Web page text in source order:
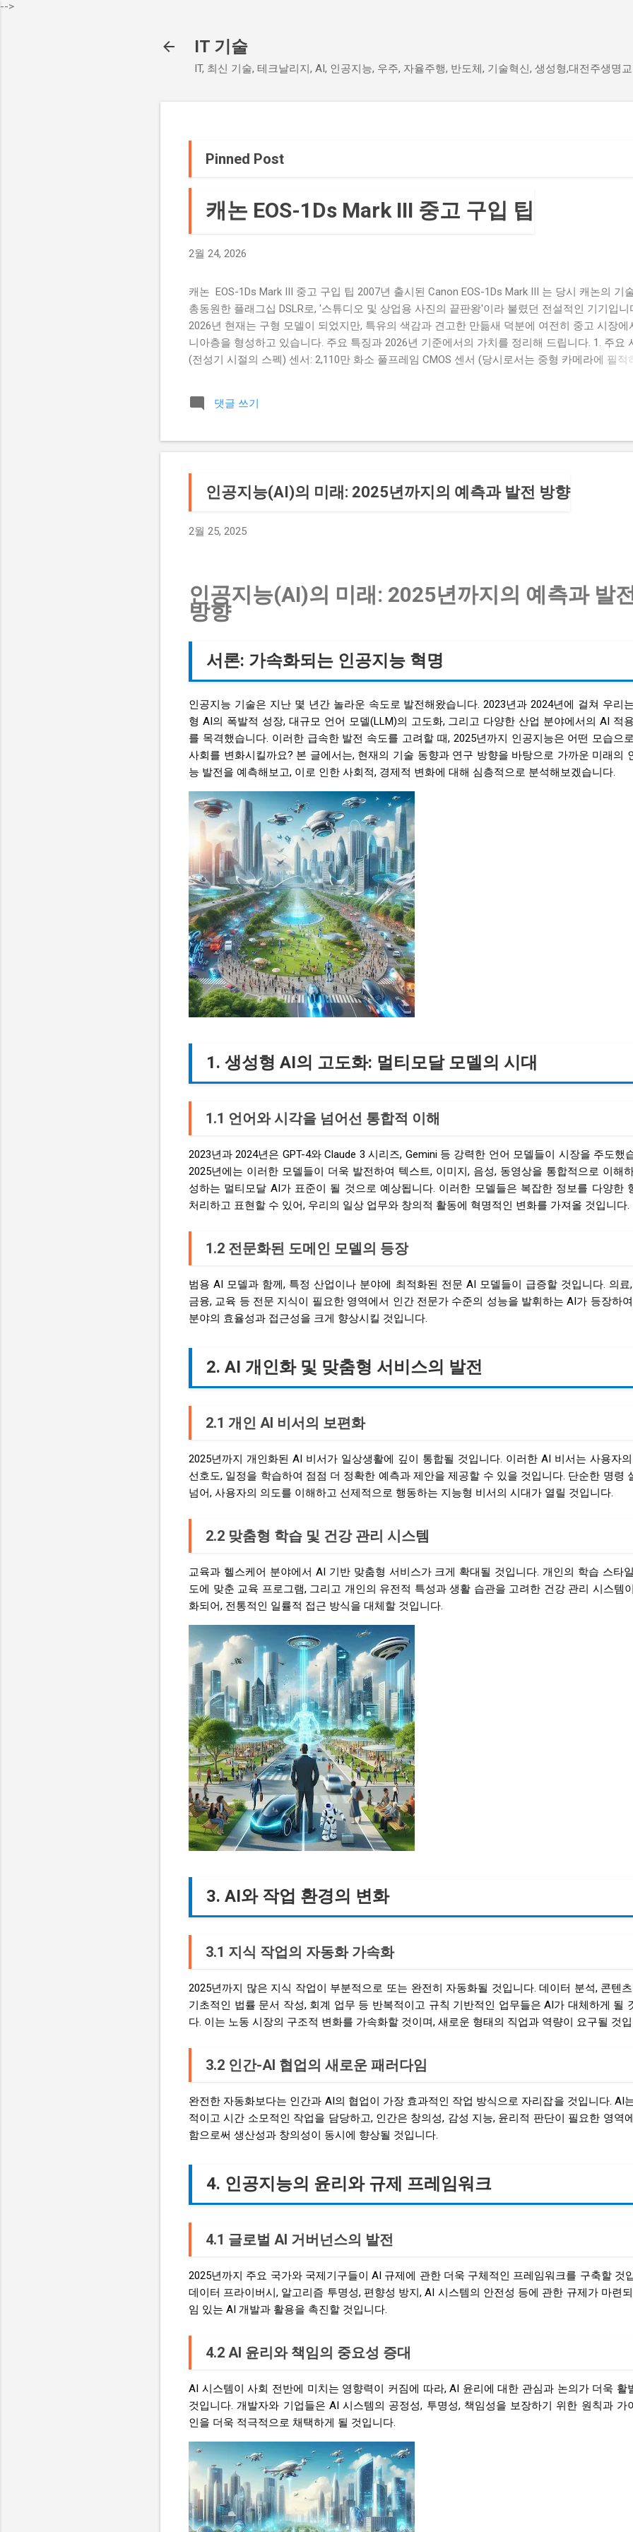
-->
IT 기술
IT, 최신 기술, 테크날리지, AI, 인공지능, 우주, 자율주행, 반도체, 기술혁신, 생성형,대전주생명
Pinned Post
캐논 EOS-1Ds Mark III 중고 구입 팁
2월 24, 2026
캐논 EOS-1Ds Mark III 중고 구입 팁 2007년 출시된 Canon EOS-1Ds Mark III 는 당시 캐논의 기
총동원한 플래그십 DSLR로, '스튜디오 및 상업용 사진의 끝판왕'이라 불렸던 전설적인 기기입니
2026년 현재는 구형 모델이 되었지만, 특유의 색감과 견고한 만듦새 덕분에 여전히 중고 시장에
니아층을 형성하고 있습니다. 주요 특징과 2026년 기준에서의 가치를 정리해 드립니다. 1. 주요
(전성기 시절의 스펙) 센서: 2,110만 화소 풀프레임 CMOS 센서 (당시로서는 중형 카메라에 필적
대 약 5매 AF 시스템: 45포인트 AF (19개 크로스 타입 센서 포함) 내구성: 30만 회 셔터 수명 보증
한 방진·방적 마그네슘 합금 바디 저장 매체: CF 카드 및 SD 카드 듀얼 슬롯 2. 2026년에 바라본
신 미러리스가 줄 수 없는 묵직한 안정감과 조작감을 제공합니다. 전설적인 색감: 당시 캐논의
타프리즘 뷰파인더는 미러리스의 전자식 뷰파인더(EVF)에 피로감을 느끼는 사용자에게 훌륭한
입니다. 3. 현재 시점에서의 한계 (구입 전 주의사항) 낮은 고감도 성능: 최신 바디들이 ISO 6400
에서도 깨끗한 화질을 보여주는 반면, 이 모델은 ISO 1600 만 넘어가도 노이즈가 눈에 띄게 발생
댓글 쓰기
인공지능(AI)의 미래: 2025년까지의 예측과 발전 방향
2월 25, 2025
인공지능(AI)의 미래: 2025년까지의 예측과 발
방향
서론: 가속화되는 인공지능 혁명
인공지능 기술은 지난 몇 년간 놀라운 속도로 발전해왔습니다. 2023년과 2024년에 걸쳐 우리
형 AI의 폭발적 성장, 대규모 언어 모델(LLM)의 고도화, 그리고 다양한 산업 분야에서의 AI 적
를 목격했습니다. 이러한 급속한 발전 속도를 고려할 때, 2025년까지 인공지능은 어떤 모습으
사회를 변화시킬까요? 본 글에서는, 현재의 기술 동향과 연구 방향을 바탕으로 가까운 미래의
능 발전을 예측해보고, 이로 인한 사회적, 경제적 변화에 대해 심층적으로 분석해보겠습니다.
1. 생성형 AI의 고도화: 멀티모달 모델의 시대
1.1 언어와 시각을 넘어선 통합적 이해
2023년과 2024년은 GPT-4와 Claude 3 시리즈, Gemini 등 강력한 언어 모델들이 시장을 주도했
2025년에는 이러한 모델들이 더욱 발전하여 텍스트, 이미지, 음성, 동영상을 통합적으로 이해
성하는 멀티모달 AI가 표준이 될 것으로 예상됩니다. 이러한 모델들은 복잡한 정보를 다양한
처리하고 표현할 수 있어, 우리의 일상 업무와 창의적 활동에 혁명적인 변화를 가져올 것입니다.
1.2 전문화된 도메인 모델의 등장
범용 AI 모델과 함께, 특정 산업이나 분야에 최적화된 전문 AI 모델들이 급증할 것입니다. 의료
금융, 교육 등 전문 지식이 필요한 영역에서 인간 전문가 수준의 성능을 발휘하는 AI가 등장하
분야의 효율성과 접근성을 크게 향상시킬 것입니다.
2. AI 개인화 및 맞춤형 서비스의 발전
2.1 개인 AI 비서의 보편화
2025년까지 개인화된 AI 비서가 일상생활에 깊이 통합될 것입니다. 이러한 AI 비서는 사용자
선호도, 일정을 학습하여 점점 더 정확한 예측과 제안을 제공할 수 있을 것입니다. 단순한 명령
넘어, 사용자의 의도를 이해하고 선제적으로 행동하는 지능형 비서의 시대가 열릴 것입니다.
2.2 맞춤형 학습 및 건강 관리 시스템
교육과 헬스케어 분야에서 AI 기반 맞춤형 서비스가 크게 확대될 것입니다. 개인의 학습 스타
도에 맞춘 교육 프로그램, 그리고 개인의 유전적 특성과 생활 습관을 고려한 건강 관리 시스템
화되어, 전통적인 일률적 접근 방식을 대체할 것입니다.
3. AI와 작업 환경의 변화
3.1 지식 작업의 자동화 가속화
2025년까지 많은 지식 작업이 부분적으로 또는 완전히 자동화될 것입니다. 데이터 분석, 콘텐
기초적인 법률 문서 작성, 회계 업무 등 반복적이고 규칙 기반적인 업무들은 AI가 대체하게 될
다. 이는 노동 시장의 구조적 변화를 가속화할 것이며, 새로운 형태의 직업과 역량이 요구될 것
3.2 인간-AI 협업의 새로운 패러다임
완전한 자동화보다는 인간과 AI의 협업이 가장 효과적인 작업 방식으로 자리잡을 것입니다. AI
적이고 시간 소모적인 작업을 담당하고, 인간은 창의성, 감성 지능, 윤리적 판단이 필요한 영역
함으로써 생산성과 창의성이 동시에 향상될 것입니다.
4. 인공지능의 윤리와 규제 프레임워크
4.1 글로벌 AI 거버넌스의 발전
2025년까지 주요 국가와 국제기구들이 AI 규제에 관한 더욱 구체적인 프레임워크를 구축할 것
데이터 프라이버시, 알고리즘 투명성, 편향성 방지, AI 시스템의 안전성 등에 관한 규제가 마련
임 있는 AI 개발과 활용을 촉진할 것입니다.
4.2 AI 윤리와 책임의 중요성 증대
AI 시스템이 사회 전반에 미치는 영향력이 커짐에 따라, AI 윤리에 대한 관심과 논의가 더욱 활
것입니다. 개발자와 기업들은 AI 시스템의 공정성, 투명성, 책임성을 보장하기 위한 원칙과 가
인을 더욱 적극적으로 채택하게 될 것입니다.